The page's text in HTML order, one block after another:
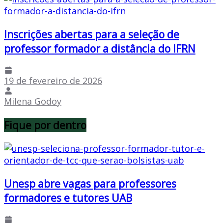
Inscrições abertas para a seleção de
professor formador a distância do IFRN
19 de fevereiro de 2026
Milena Godoy
Fique por dentro
Unesp abre vagas para professores
formadores e tutores UAB